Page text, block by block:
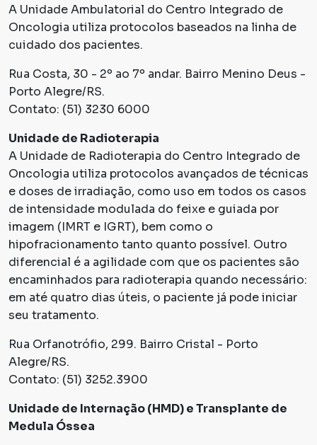
A Unidade Ambulatorial do Centro Integrado de
Oncologia utiliza protocolos baseados na linha de
cuidado dos pacientes.
Rua Costa, 30 - 2º ao 7º andar. Bairro Menino Deus -
Porto Alegre/RS.
Contato: (51) 3230 6000
Unidade de Radioterapia
A Unidade de Radioterapia do Centro Integrado de
Oncologia utiliza protocolos avançados de técnicas
e doses de irradiação, como uso em todos os casos
de intensidade modulada do feixe e guiada por
imagem (IMRT e IGRT), bem como o
hipofracionamento tanto quanto possível. Outro
diferencial é a agilidade com que os pacientes são
encaminhados para radioterapia quando necessário:
em até quatro dias úteis, o paciente já pode iniciar
seu tratamento.
Rua Orfanotrófio, 299. Bairro Cristal - Porto
Alegre/RS.
Contato: (51) 3252.3900
Unidade de Internação (HMD) e Transplante de
Medula Óssea